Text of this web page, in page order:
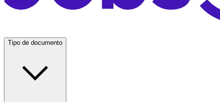
Tipo de documento